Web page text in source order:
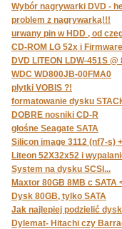
Wybór nagrywarki DVD -
problem z nagrywarką!!!
urwany pin w HDD , od
CD-ROM LG 52x i
DVD LITEON LDW-451S
WDC WD800JB-00FMA0
plytki VOBIS ?!
formatowanie dysku
DOBRE nosniki CD-R
głośne Seagate SATA
Silicon image 3112 (nf7-s)
Liteon 52X32x52 i
System na dysku SCSI...
Maxtor 80GB 8MB c SATA
Dysk 80GB, tylko SATA
Jak najlepiej podzielić
Dylemat- Hitachi czy